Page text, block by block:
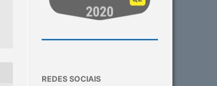
REDES SOCIAIS